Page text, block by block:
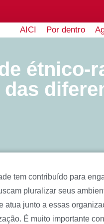
AICI Por dentro
étnico-
tem contribuído para
pluralizar seus
atua junto a essas
É muito importante